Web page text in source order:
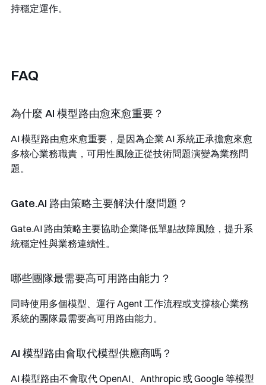
持穩定運作。
FAQ
為什麼 AI 模型路由愈來愈重要？
AI 模型路由愈來愈重要，是因為企業 AI 系統正承擔愈來愈
多核心業務職責，可用性風險正從技術問題演變為業務問
題。
Gate.AI 路由策略主要解決什麼問題？
Gate.AI 路由策略主要協助企業降低單點故障風險，提升系
統穩定性與業務連續性。
哪些團隊最需要高可用路由能力？
同時使用多個模型、運行 Agent 工作流程或支撐核心業務
系統的團隊最需要高可用路由能力。
AI 模型路由會取代模型供應商嗎？
AI 模型路由不會取代 OpenAI、Anthropic 或 Google 等模型